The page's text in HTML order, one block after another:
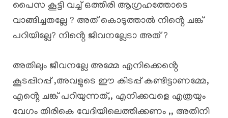
പൈസ കൂട്ടി വച്ച് ഒത്തിരി ആഗ്രഹത്തോടെ
വാങ്ങിച്ചതല്ലേ ? അത് കൊടുത്താൽ നിൻ്റെ ചങ്ക്
പറിയില്ലേ? നിൻ്റെ ജീവനല്ലേടാ അത് ?
അതിലും ജീവനല്ലേ അമ്മേ എനിക്കെൻ്റെ
കൂടപ്പിറപ്പ് ,അവളുടെ ഈ കിടപ്പ് കണ്ടിട്ടാണമ്മേ,
എൻ്റെ ചങ്ക് പറിയുന്നത്,, എനിക്കവളെ എത്രയും
വേഗം തിരികെ വേദിയിലെത്തിക്കണം ,, അതിനി